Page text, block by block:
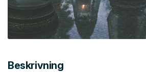
Beskrivning